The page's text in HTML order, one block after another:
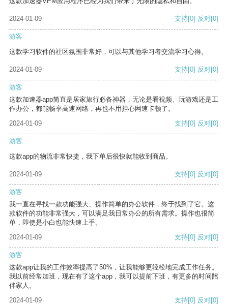
2024-01-09 支持[0] 反对[0]
游客
这款学习软件的社区氛围非常好，可以与其他学习者交流学习心得。
2024-01-09 支持[0] 反对[0]
游客
这款加速器app简直是居家旅行必备神器，无论是看视频、玩游戏还是工
作办公，都能畅享高速网络，再也不用担心网速卡顿了。
2024-01-09
支持[0] 反对[0]
游客
这款app的物流非常快捷，我下单后很快就能收到商品。
2024-01-09 支持[0] 反对[0]
游客
我一直在寻找一款功能强大、操作简单的办公软件，终于找到了它。这
款软件的功能非常强大，可以满足我日常办公的所有需求。操作也很简
单，即使是小白也能快速上手。
2024-01-09
支持[0] 反对[0]
游客
这款app让我的工作效率提高了50%，让我能够更轻松地完成工作任务。
我以前经常加班，现在有了这个app，我可以提前下班，有更多的时间陪
伴家人。
2024-01-09
支持[0] 反对[0]